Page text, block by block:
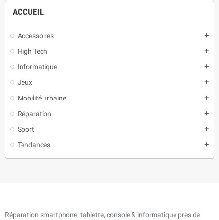
ACCUEIL
Accessoires add
High Tech add
Informatique add
Jeux add
Mobilité urbaine add
Réparation add
Sport add
Tendances add
Réparation smartphone, tablette, console & informatique près de